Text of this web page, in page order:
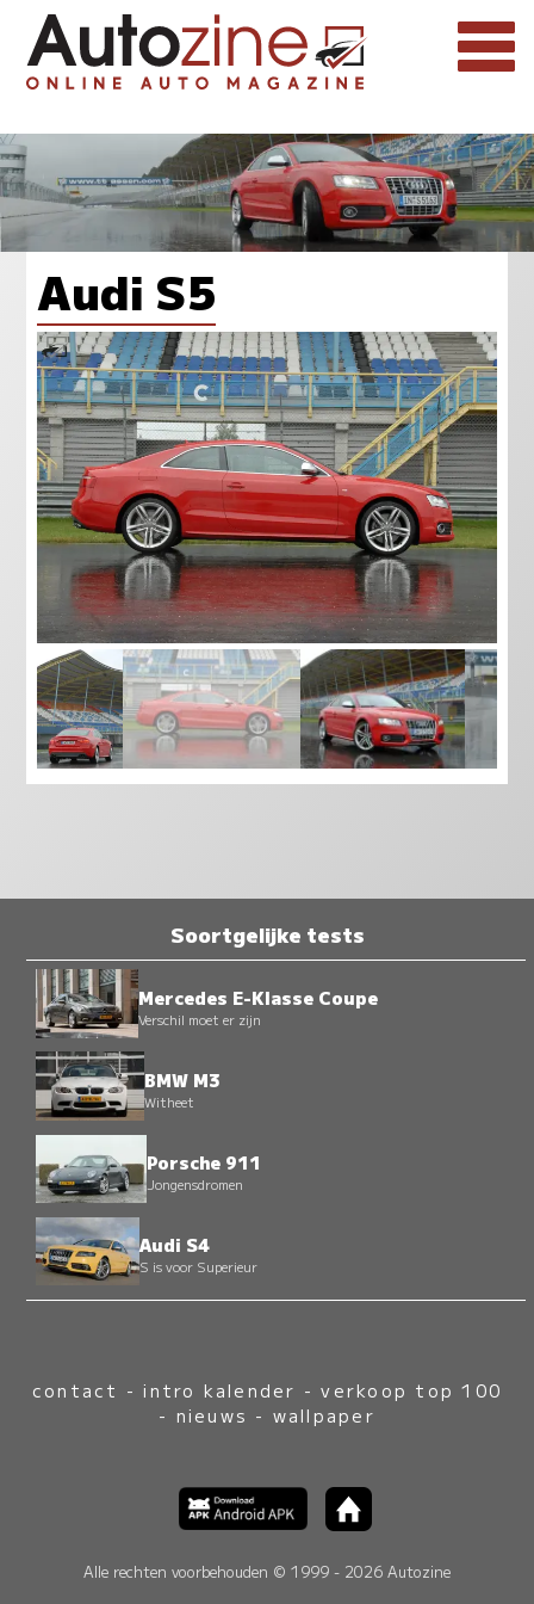
Audi S5
Soortgelijke tests
Mercedes E-Klasse Coupe
Verschil moet er zijn
BMW M3
Witheet
Porsche 911
Jongensdromen
Audi S4
S is voor Superieur
contact -intro kalender -verkoop top 100
- nieuws - wallpaper
Alle rechten voorbehouden © 1999 - 2026 Autozine